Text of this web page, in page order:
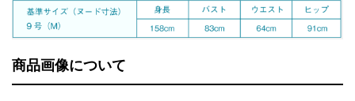
商品画像について